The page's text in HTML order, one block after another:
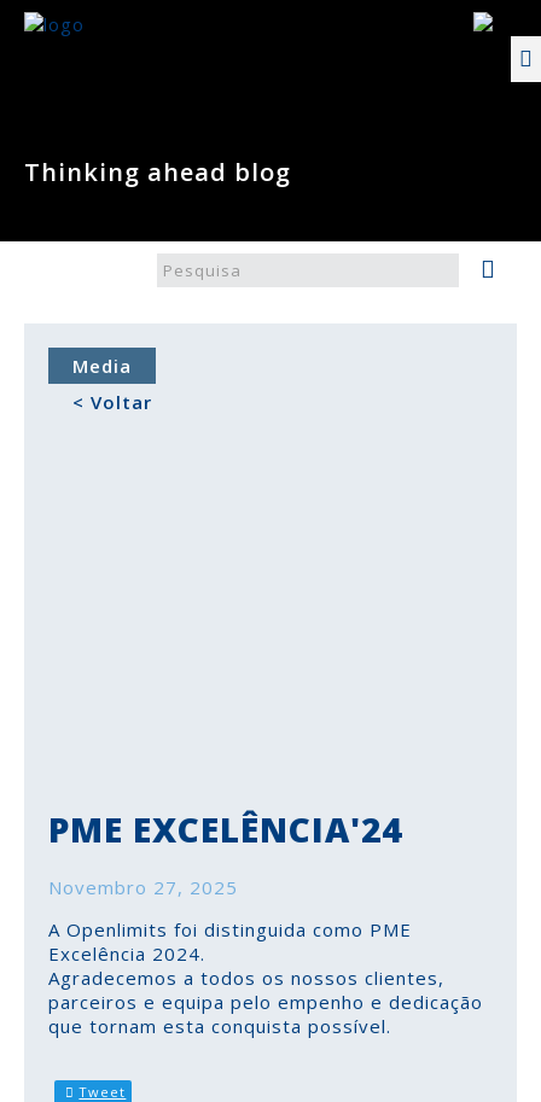
Thinking ahead blog
Media
< Voltar
PME EXCELÊNCIA'24
Novembro 27, 2025
A Openlimits foi distinguida como PME
Excelência 2024.
Agradecemos a todos os nossos clientes,
parceiros e equipa pelo empenho e dedicação
que tornam esta conquista possível.
Tweet